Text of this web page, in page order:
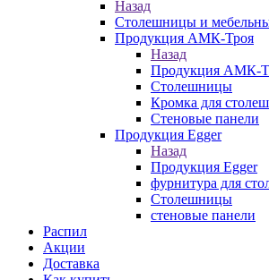
Назад
Столешницы и
Продукция АМК-Троя
Назад
Продукция АМК-
Столешницы
Кромка для
Стеновые панели
Продукция Egger
Назад
Продукция Egger
фурнитура для
Столешницы
стеновые панели
Распил
Акции
Доставка